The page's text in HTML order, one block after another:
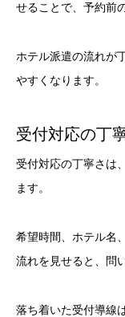
せることで、予約前
ホテル派遣の流れが
やすくなります。
受付対応の丁
受付対応の丁寧さは
ます。
希望時間、ホテル名
流れを見せると、問
落ち着いた受付導線